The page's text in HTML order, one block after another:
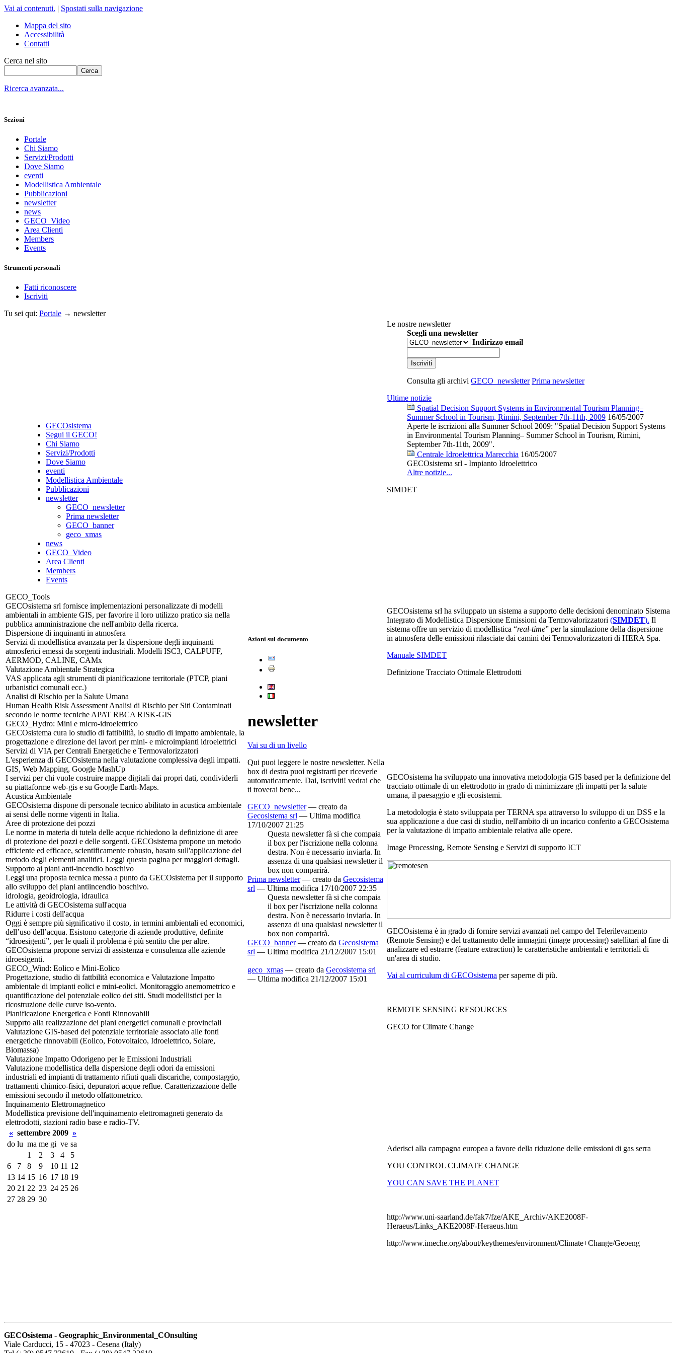
Vai ai contenuti. | Spostati sulla navigazione
Mappa del sito
Accessibilità
Contatti
Cerca nel sito
Ricerca avanzata...
Sezioni
Portale
Chi Siamo
Servizi/Prodotti
Dove Siamo
eventi
Modellistica Ambientale
Pubblicazioni
newsletter
news
GECO_Video
Area Clienti
Members
Events
Strumenti personali
Fatti riconoscere
Iscriviti
Tu sei qui: Portale → newsletter
GECOsistema
Segui il GECO!
Chi Siamo
Servizi/Prodotti
Dove Siamo
eventi
Modellistica Ambientale
Pubblicazioni
newsletter
GECO_newsletter
Prima newsletter
GECO_banner
geco_xmas
news
GECO_Video
Area Clienti
Members
Events
GECO_Tools
GECOsistema srl fornisce implementazioni personalizzate di modelli
ambientali in ambiente GIS, per favorire il loro utilizzo pratico sia nella
pubblica amministrazione che nell'ambito della ricerca.
Dispersione di inquinanti in atmosfera
Servizi di modellistica avanzata per la dispersione degli inquinanti
atmosferici emessi da sorgenti industriali. Modelli ISC3, CALPUFF,
AERMOD, CALINE, CAMx
Valutazione Ambientale Strategica
VAS applicata agli strumenti di pianificazione territoriale (PTCP, piani
urbanistici comunali ecc.)
Analisi di Rischio per la Salute Umana
Human Health Risk Assessment Analisi di Rischio per Siti Contaminati
secondo le norme tecniche APAT RBCA RISK-GIS
GECO_Hydro: Mini e micro-idroelettrico
GECOsistema cura lo studio di fattibilità, lo studio di impatto ambientale, la
progettazione e direzione dei lavori per mini- e microimpianti idroelettrici
Servizi di VIA per Centrali Energetiche e Termovalorizzatori
L'esperienza di GECOsistema nella valutazione complessiva degli impatti.
GIS, Web Mapping, Google MashUp
I servizi per chi vuole costruire mappe digitali dai propri dati, condividerli
su piattaforme web-gis e su Google Earth-Maps.
Acustica Ambientale
GECOsistema dispone di personale tecnico abilitato in acustica ambientale
ai sensi delle norme vigenti in Italia.
Aree di protezione dei pozzi
Le norme in materia di tutela delle acque richiedono la definizione di aree
di protezione dei pozzi e delle sorgenti. GECOsistema propone un metodo
efficiente ed efficace, scientificamente robusto, basato sull'applicazione del
metodo degli elementi analitici. Leggi questa pagina per maggiori dettagli.
Supporto ai piani anti-incendio boschivo
Leggi una proposta tecnica messa a punto da GECOsistema per il supporto
allo sviluppo dei piani antiincendio boschivo.
idrologia, geoidrologia, idraulica
Le attività di GECOsistema sull'acqua
Ridurre i costi dell'acqua
Oggi è sempre più significativo il costo, in termini ambientali ed economici,
dell’uso dell’acqua. Esistono categorie di aziende produttive, definite
“idroesigenti”, per le quali il problema è più sentito che per altre.
GECOsistema propone servizi di assistenza e consulenza alle aziende
idroesigenti.
GECO_Wind: Eolico e Mini-Eolico
Progettazione, studio di fattbilità economica e Valutazione Impatto
ambientale di impianti eolici e mini-eolici. Monitoraggio anemometrico e
quantificazione del potenziale eolico dei siti. Studi modellistici per la
ricostruzione delle curve iso-vento.
Pianificazione Energetica e Fonti Rinnovabili
Supprto alla realizzazione dei piani energetici comunali e provinciali
Valutazione GIS-based del potenziale territoriale associato alle fonti
energetiche rinnovabili (Eolico, Fotovoltaico, Idroelettrico, Solare,
Biomassa)
Valutazione Impatto Odorigeno per le Emissioni Industriali
Valutazione modellistica della dispersione degli odori da emissioni
industriali ed impianti di trattamento rifiuti quali discariche, compostaggio,
trattamenti chimico-fisici, depuratori acque reflue. Caratterizzazione delle
emissioni secondo il metodo olfattometrico.
Inquinamento Elettromagnetico
Modellistica previsione dell'inquinamento elettromagneti generato da
elettrodotti, stazioni radio base e radio-TV.
« settembre 2009 »
do lu ma me gi ve sa
1
2 3 4
5
6
7 8 9 10 11 12
13 14 15 16 17 18 19
20 21 22 23 24 25 26
27 28 29 30
Azioni sul documento
newsletter
Vai su di un livello
Qui puoi leggere le nostre newsletter. Nella
box di destra puoi registrarti per riceverle
automaticamente. Dai, iscriviti! vedrai che
ti troverai bene...
GECO_newsletter — creato da
Gecosistema srl — Ultima modifica
17/10/2007 21:25
Questa newsletter fà si che compaia
il box per l'iscrizione nella colonna
destra. Non è necessario inviarla. In
assenza di una qualsiasi newsletter il
box non comparirà.
Prima newsletter — creato da Gecosistema
srl — Ultima modifica 17/10/2007 22:35
Questa newsletter fà si che compaia
il box per l'iscrizione nella colonna
destra. Non è necessario inviarla. In
assenza di una qualsiasi newsletter il
box non comparirà.
GECO_banner — creato da Gecosistema
srl — Ultima modifica 21/12/2007 15:01
geco_xmas — creato da Gecosistema srl
— Ultima modifica 21/12/2007 15:01
Le nostre newsletter
Scegli una newsletter
Indirizzo email
Consulta gli archivi GECO_newsletter Prima newsletter
Ultime notizie
Spatial Decision Support Systems in Environmental Tourism Planning–
Summer School in Tourism, Rimini, September 7th-11th, 2009 16/05/2007
Aperte le iscrizioni alla Summer School 2009: "Spatial Decision Support Systems
in Environmental Tourism Planning– Summer School in Tourism, Rimini,
September 7th-11th, 2009".
Centrale Idroelettrica Marecchia 16/05/2007
GECOsistema srl - Impianto Idroelettrico
Altre notizie...
SIMDET
GECOsistema srl ha sviluppato un sistema a supporto delle decisioni denominato Sistema
Integrato di Modellistica Dispersione Emissioni da Termovalorizzatori (SIMDET). Il
sistema offre un servizio di modellistica “real-time” per la simulazione della dispersione
in atmosfera delle emissioni rilasciate dai camini dei Termovalorizzatori di HERA Spa.
Manuale SIMDET
Definizione Tracciato Ottimale Elettrodotti
GECOsistema ha sviluppato una innovativa metodologia GIS based per la definizione del
tracciato ottimale di un elettrodotto in grado di minimizzare gli impatti per la salute
umana, il paesaggio e gli ecosistemi.
La metodologia è stato sviluppata per TERNA spa attraverso lo sviluppo di un DSS e la
sua applicazione a due casi di studio, nell'ambito di un incarico conferito a GECOsistema
per la valutazione di impatto ambientale relativa alle opere.
Image Processing, Remote Sensing e Servizi di supporto ICT
GECOsistema è in grado di fornire servizi avanzati nel campo del Telerilevamento
(Remote Sensing) e del trattamento delle immagini (image processing) satellitari al fine di
analizzare ed estrarre (feature extraction) le caratteristiche ambientali e territoriali di
un'area di studio.
Vai al curriculum di GECOsistema per saperne di più.
REMOTE SENSING RESOURCES
GECO for Climate Change
Aderisci alla campagna europea a favore della riduzione delle emissioni di gas serra
YOU CONTROL CLIMATE CHANGE
YOU CAN SAVE THE PLANET
http://www.uni-saarland.de/fak7/fze/AKE_Archiv/AKE2008F-
Heraeus/Links_AKE2008F-Heraeus.htm
http://www.imeche.org/about/keythemes/environment/Climate+Change/Geoeng
GECOsistema - Geographic_Environmental_COnsulting
Viale Carducci, 15 - 47023 - Cesena (Italy)